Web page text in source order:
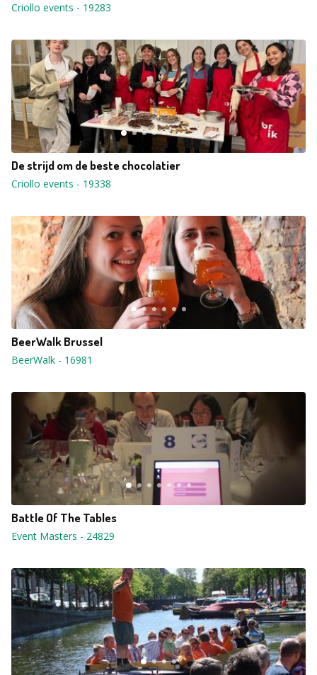
Criollo events - 19283
De strijd om de beste chocolatier
Criollo events - 19338
BeerWalk Brussel
BeerWalk - 16981
Battle Of The Tables
Event Masters - 24829